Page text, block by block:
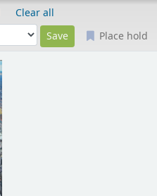
Clear all
Place hold